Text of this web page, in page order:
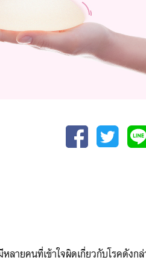
ยคนที่เข้าใจผิดเกี่ยวกับโรคดังกล่